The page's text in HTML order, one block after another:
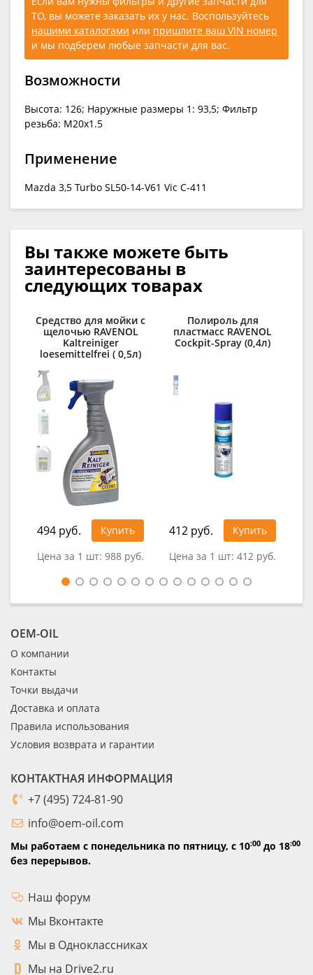
ТО, вы можете заказать их у нас. Воспользуйтесь
нашими каталогами или пришлите ваш VIN номер
и мы подберем любые запчасти для вас.
Возможности
Высота: 126; Наружные размеры 1: 93,5; Фильтр
резьба: M20x1.5
Применение
Mazda 3,5 Turbo SL50-14-V61 Vic C-411
Вы также можете быть
заинтересованы в
следующих товарах
Средство для мойки с
щелочью RAVENOL
Kaltreiniger
loesemittelfrei ( 0,5л)
494 руб.
Купить
Цена за 1 шт: 988 руб.
Полироль для
пластмасс RAVENOL
Cockpit-Spray (0,4л)
412 руб.
Купить
Цена за 1 шт: 412 руб.
OEM-OIL
О компании
Контакты
Точки выдачи
Доставка и оплата
Правила использования
Условия возврата и гарантии
КОНТАКТНАЯ ИНФОРМАЦИЯ
+7 (495) 724-81-90
info@oem-oil.com
Мы работаем с понедельника по пятницу, с 10:00 до 18:00
без перерывов.
Наш форум
Мы Вконтакте
Мы в Одноклассниках
Мы на Drive2.ru